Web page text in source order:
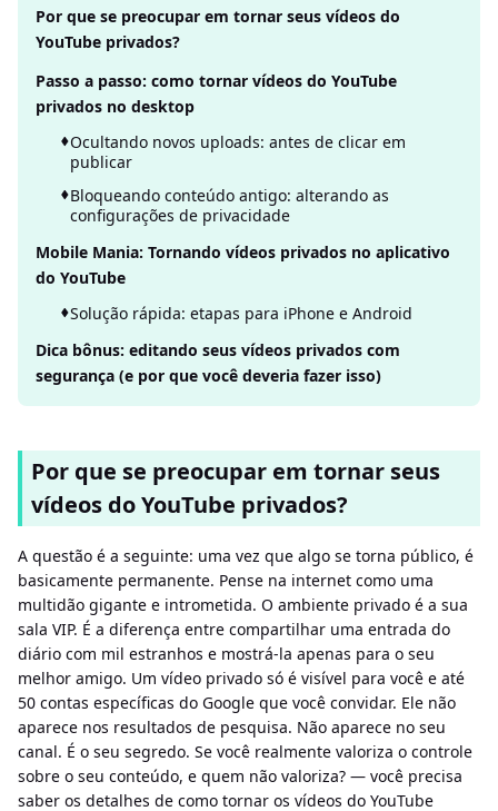
Por que se preocupar em tornar seus vídeos do
YouTube privados?
Passo a passo: como tornar vídeos do YouTube
privados no desktop
Ocultando novos uploads: antes de clicar em
publicar
Bloqueando conteúdo antigo: alterando as
configurações de privacidade
Mobile Mania: Tornando vídeos privados no aplicativo
do YouTube
Solução rápida: etapas para iPhone e Android
Dica bônus: editando seus vídeos privados com
segurança (e por que você deveria fazer isso)
Por que se preocupar em tornar seus
vídeos do YouTube privados?
A questão é a seguinte: uma vez que algo se torna público, é
basicamente permanente. Pense na internet como uma
multidão gigante e intrometida. O ambiente privado é a sua
sala VIP. É a diferença entre compartilhar uma entrada do
diário com mil estranhos e mostrá-la apenas para o seu
melhor amigo. Um vídeo privado só é visível para você e até
50 contas específicas do Google que você convidar. Ele não
aparece nos resultados de pesquisa. Não aparece no seu
canal. É o seu segredo. Se você realmente valoriza o controle
sobre o seu conteúdo, e quem não valoriza? — você precisa
saber os detalhes de como tornar os vídeos do YouTube